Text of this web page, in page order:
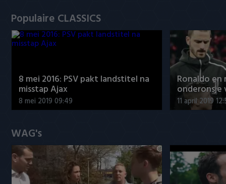
Populaire CLASSICS
8 mei 2016: PSV pakt landstitel na
misstap Ajax
8 mei 2019 09:49
Ronaldo
onderonsje
11 april 2019
WAG's